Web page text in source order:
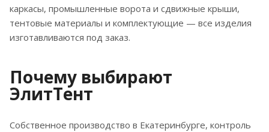
каркасы, промышленные ворота и сдвижные крыши,
тентовые материалы и комплектующие — все изделия
изготавливаются под заказ.
Почему выбирают
ЭлитТент
Собственное производство в Екатеринбурге, контроль